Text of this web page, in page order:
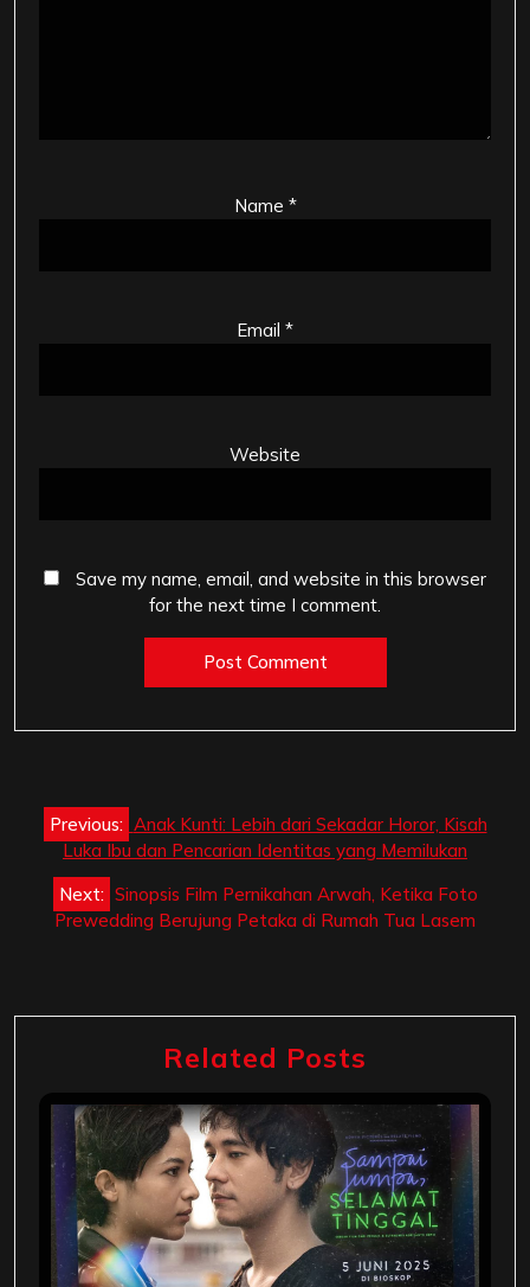
Name *
Email *
Website
Save my name, email, and website in this browser
for the next time I comment.
Post
navigation
Previous: Anak Kunti: Lebih dari Sekadar Horor, Kisah
Luka Ibu dan Pencarian Identitas yang Memilukan
Next: Sinopsis Film Pernikahan Arwah, Ketika Foto
Prewedding Berujung Petaka di Rumah Tua Lasem
Related Posts